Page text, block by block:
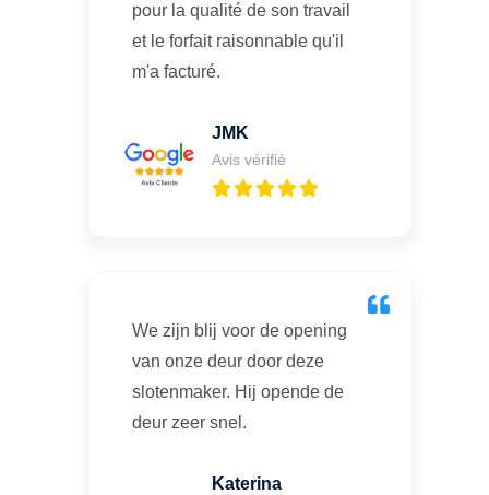
pour la qualité de son travail
et le forfait raisonnable qu'il
m'a facturé.
JMK
Avis vérifié
We zijn blij voor de opening
van onze deur door deze
slotenmaker. Hij opende de
deur zeer snel.
Katerina